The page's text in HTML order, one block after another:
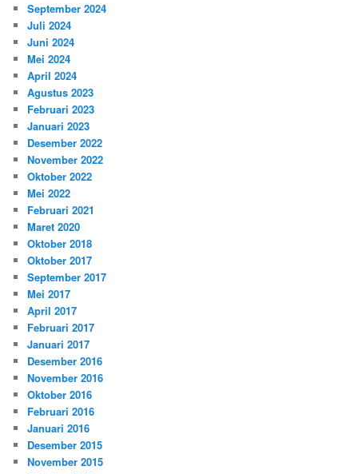
September 2024
Juli 2024
Juni 2024
Mei 2024
April 2024
Agustus 2023
Februari 2023
Januari 2023
Desember 2022
November 2022
Oktober 2022
Mei 2022
Februari 2021
Maret 2020
Oktober 2018
Oktober 2017
September 2017
Mei 2017
April 2017
Februari 2017
Januari 2017
Desember 2016
November 2016
Oktober 2016
Februari 2016
Januari 2016
Desember 2015
November 2015